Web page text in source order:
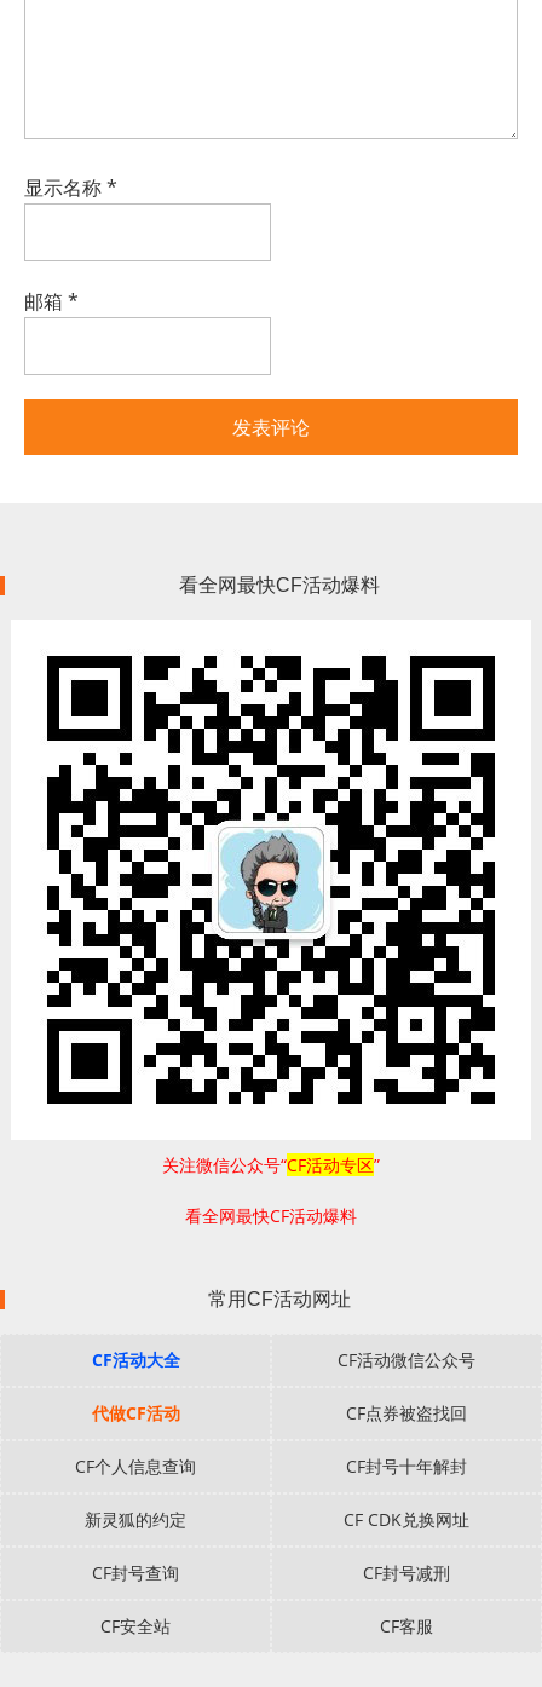
显示名称*
邮箱 *
看全网最快CF活动爆料
关注微信公众号“CF活动专区”
看全网最快CF活动爆料
常用CF活动网址
CF活动大全 CF活动微信公众号
代做CF活动 CF点券被盗找回
CF个人信息查询 CF封号十年解封
新灵狐的约定 CF CDK兑换网址
CF封号查询 CF封号减刑
CF安全站 CF客服